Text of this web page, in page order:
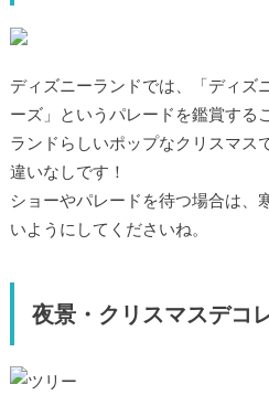
ディズニーランドでは、「ディズ
ーズ」というパレードを鑑賞する
ランドらしいポップなクリスマス
違いなしです！
ショーやパレードを待つ場合は、
いようにしてくださいね。
夜景・クリスマスデコ